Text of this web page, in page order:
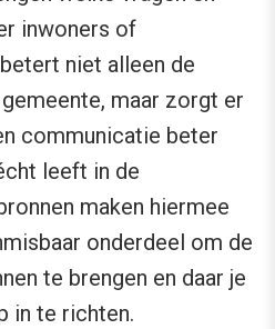
inwoners of
niet alleen de
maar zorgt er
communicatie beter
leeft in de
maken hiermee
onderdeel om de
te brengen en daar je
in te richten.